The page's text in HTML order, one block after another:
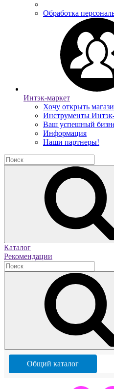
Обработка
Интэк-маркет
Хочу открыть
Инструменты
Ваш успешный
Информация
Наши партнеры!
Каталог
Рекомендации
Общий каталог